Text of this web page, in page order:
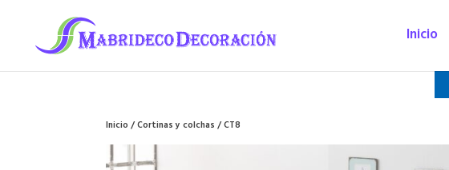
Inicio
Inicio/Cortinas y colchas/ CT8